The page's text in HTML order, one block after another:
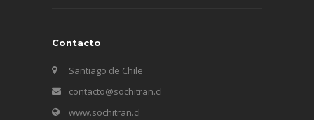
Contacto
Santiago de Chile
contacto@sochitran.cl
www.sochitran.cl